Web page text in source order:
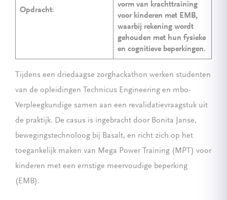
Opdracht:
vorm van krachttraining
voor kinderen met EMB,
waarbij rekening wordt
gehouden met hun fysieke
en cognitieve beperkingen.
Tijdens een driedaagse zorghackathon werken studenten
van de opleidingen Technicus Engineering en mbo-
Verpleegkundige samen aan een revalidatievraagstuk uit
de praktijk. De casus is ingebracht door Bonita Janse,
bewegingstechnoloog bij Basalt, en richt zich op het
toegankelijk maken van Mega Power Training (MPT) voor
kinderen met een ernstige meervoudige beperking
(EMB).